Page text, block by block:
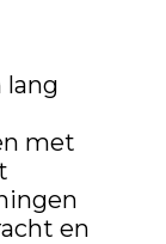
lang
met
en